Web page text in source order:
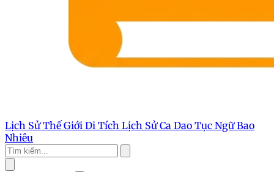
Lịch Sử Thế Giới Di Tích Lịch SửCa Dao Tục NgữBao
Nhiêu